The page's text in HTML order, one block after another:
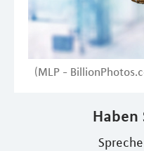
(MLP -
Haben